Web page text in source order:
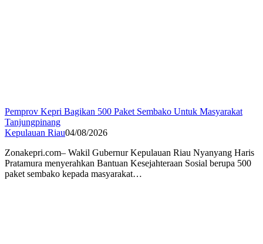
Pemprov Kepri Bagikan 500 Paket Sembako Untuk Masyarakat
Tanjungpinang
Kepulauan Riau04/08/2026
Zonakepri.com– Wakil Gubernur Kepulauan Riau Nyanyang Haris
Pratamura menyerahkan Bantuan Kesejahteraan Sosial berupa 500
paket sembako kepada masyarakat…